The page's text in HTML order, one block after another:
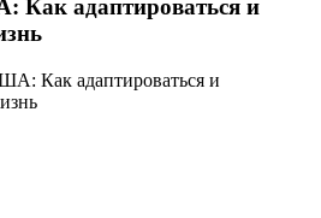
адаптироваться и